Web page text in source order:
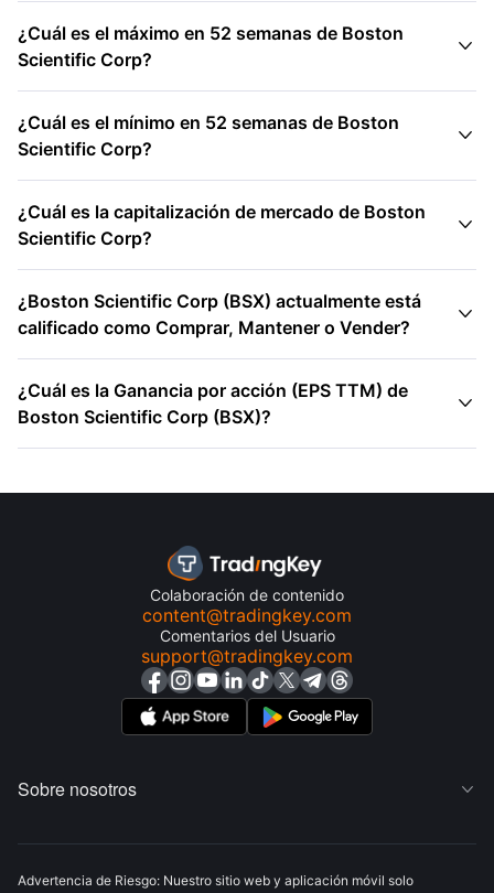
¿Cuál es el máximo en 52 semanas de Boston
Scientific Corp?

¿Cuál es el mínimo en 52 semanas de Boston
Scientific Corp?

¿Cuál es la capitalización de mercado de Boston
Scientific Corp?

¿Boston Scientific Corp (BSX) actualmente está
calificado como Comprar, Mantener o Vender?

¿Cuál es la Ganancia por acción (EPS TTM) de
Boston Scientific Corp (BSX)?

Colaboración de contenido
content@tradingkey.com
Comentarios del Usuario
support@tradingkey.com
Sobre nosotros 
Advertencia de Riesgo: Nuestro sitio web y aplicación móvil solo